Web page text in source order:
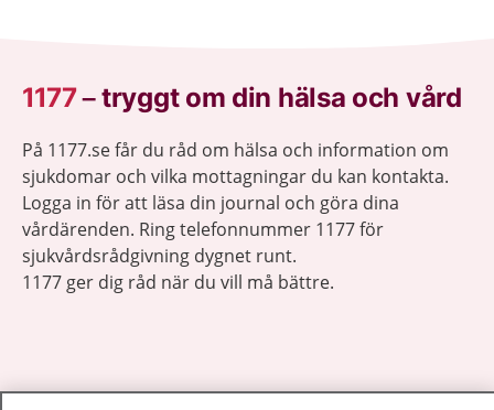
1177–tryggt om din hälsa och vård
På 1177.se får du råd om hälsa och information om
sjukdomar och vilka mottagningar du kan kontakta.
Logga in för att läsa din journal och göra dina
vårdärenden. Ring telefonnummer 1177 för
sjukvårdsrådgivning dygnet runt.
1177 ger dig råd när du vill må bättre.